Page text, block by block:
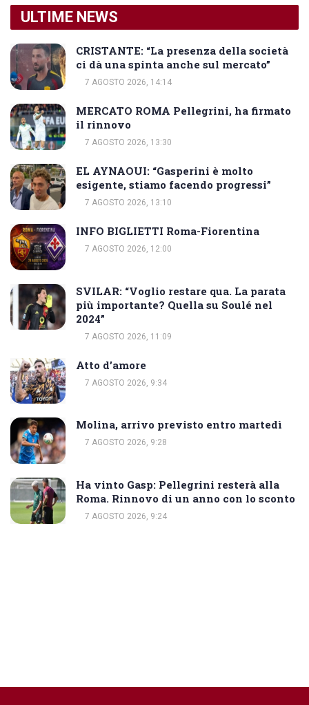
ULTIME NEWS
CRISTANTE: “La presenza della società
ci dà una spinta anche sul mercato”
7 AGOSTO 2026, 14:14
MERCATO ROMA Pellegrini, ha firmato
il rinnovo
7 AGOSTO 2026, 13:30
EL AYNAOUI: “Gasperini è molto
esigente, stiamo facendo progressi”
7 AGOSTO 2026, 13:10
INFO BIGLIETTI Roma-Fiorentina
7 AGOSTO 2026, 12:00
SVILAR: “Voglio restare qua. La parata
più importante? Quella su Soulé nel
2024”
7 AGOSTO 2026, 11:09
Atto d’amore
7 AGOSTO 2026, 9:34
Molina, arrivo previsto entro martedì
7 AGOSTO 2026, 9:28
Ha vinto Gasp: Pellegrini resterà alla
Roma. Rinnovo di un anno con lo sconto
7 AGOSTO 2026, 9:24